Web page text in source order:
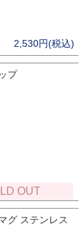
2,530円(税込)
プ
OUT
グ ステンレス